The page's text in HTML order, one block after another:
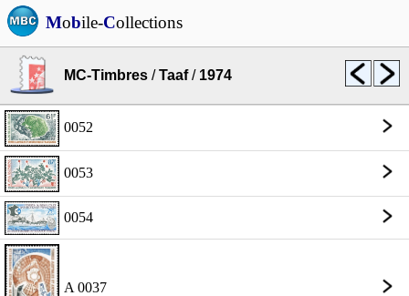
Mobile-Collections
MC-Timbres /Taaf/ 1974
0052
0053
0054
A 0037